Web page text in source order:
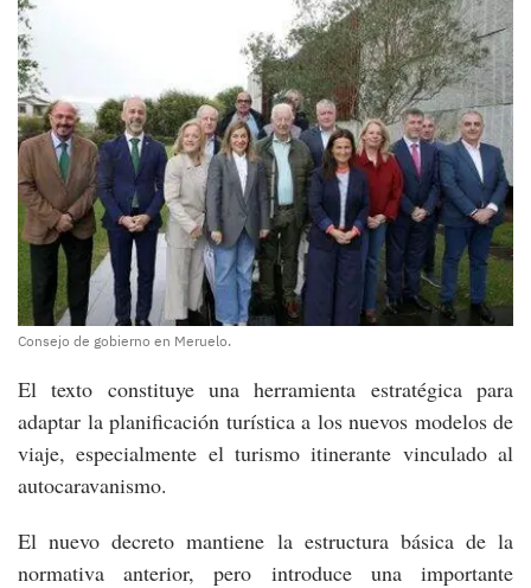
Consejo de gobierno en Meruelo.
El texto constituye una herramienta estratégica para
adaptar la planificación turística a los nuevos modelos de
viaje, especialmente el turismo itinerante vinculado al
autocaravanismo.
El nuevo decreto mantiene la estructura básica de la
normativa anterior, pero introduce una importante